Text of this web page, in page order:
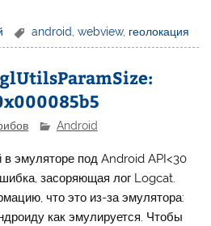
android ,webview, геолокация
Android
эмуляторе под Android API<30
засоряющая лог Logcat.
что это из-за эмулятора:
как эмулируется. Чтобы